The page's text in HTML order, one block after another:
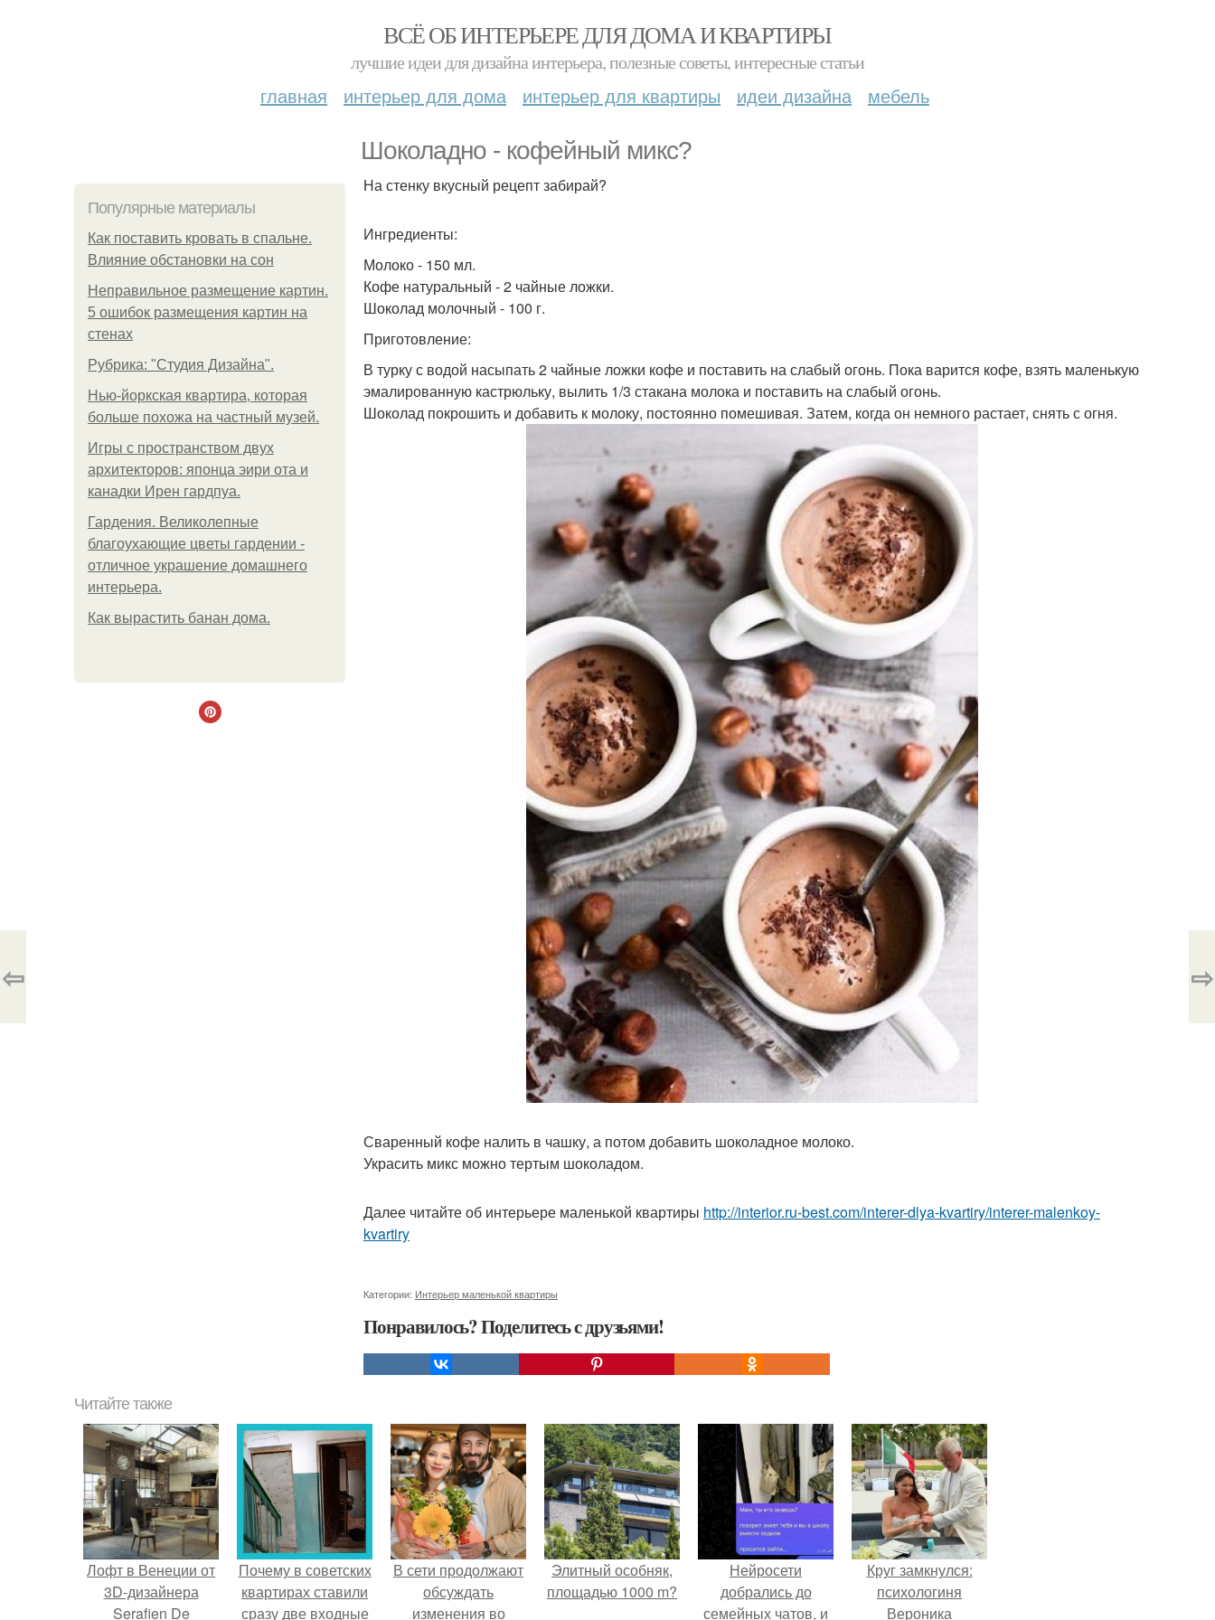
ВСЁ ОБ ИНТЕРЬЕРЕ ДЛЯ ДОМА И КВАРТИРЫ
лучшие идеи для дизайна интерьера, полезные советы, интересные статьи
главная интерьер для дома интерьер для квартиры идеи дизайна мебель
Шоколадно - кофейный микс?
Популярные материалы
Как поставить кровать в спальне.
Влияние обстановки на сон
Неправильное размещение картин.
5 ошибок размещения картин на
стенах
Рубрика: "Студия Дизайна".
Нью-йоркская квартира, которая
больше похожа на частный музей.
Игры с пространством двух
архитекторов: японца эири ота и
канадки Ирен гардпуа.
Гардения. Великолепные
благоухающие цветы гардении -
отличное украшение домашнего
интерьера.
Как вырастить банан дома.
На стенку вкусный рецепт забирай?
Ингредиенты:
Молоко - 150 мл.
Кофе натуральный - 2 чайные ложки.
Шоколад молочный - 100 г.
Приготовление:
В турку с водой насыпать 2 чайные ложки кофе и поставить на слабый огонь. Пока варится кофе, взять маленькую
эмалированную кастрюльку, вылить 1/3 стакана молока и поставить на слабый огонь.
Шоколад покрошить и добавить к молоку, постоянно помешивая. Затем, когда он немного растает, снять с огня.
Сваренный кофе налить в чашку, а потом добавить шоколадное молоко.
Украсить микс можно тертым шоколадом.
Далее читайте об интерьере маленькой квартиры http://interior.ru-best.com/interer-dlya-kvartiry/interer-malenkoy-
kvartiry
Категории: Интерьер маленькой квартиры
Понравилось? Поделитесь с друзьями!
⇦ ⇨
Читайте также
Лофт в Венеции от
3D-дизайнера
Serafien De
Почему в советских
квартирах ставили
сразу две входные
В сети продолжают
обсуждать
изменения во
Элитный особняк,
площадью 1000 m?
Нейросети
добрались до
семейных чатов, и
Круг замкнулся:
психологиня
Вероника